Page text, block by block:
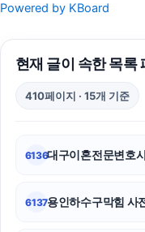
Powered by KBoard
현재 글이 속한 목록
410페이지 · 15개 기준
6136대구이혼전문변호
6137용인하수구막힘 사